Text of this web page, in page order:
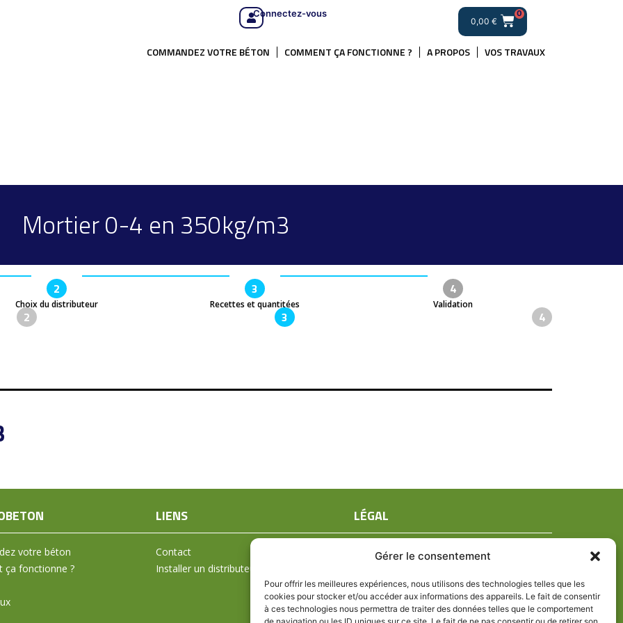
Gérer le consentement
Pour offrir les meilleures expériences, nous utilisons des technologies telles que les
cookies pour stocker et/ou accéder aux informations des appareils. Le fait de consentir
à ces technologies nous permettra de traiter des données telles que le comportement
Connectez-vous
0,00 €
0
COMMANDEZ VOTRE BÉTON COMMENT ÇA FONCTIONNE ? A PROPOS VOS TRAVAUX
Mortier 0-4 en 350kg/m3
2
Choix du distributeur
3
Recettes et quantitées
4
Validation
2 3 4
votre béton
ça fonctionne ?
LIENS
Contact
Installer un distributeur
LÉGAL
Mentions légales
Politique de confidentialité
Politique de cookies (UE)